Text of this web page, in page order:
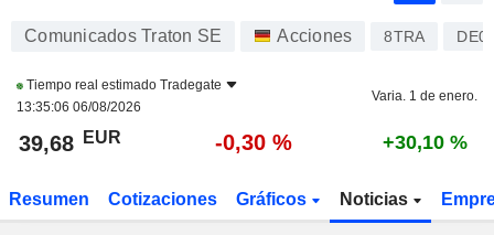
Comunicados Traton SE Acciones 8TRA
Tiempo real estimado Tradegate
13:35:06 06/08/2026
Varia. 1 de enero.
39,68 EUR -0,30 % +30,10 %
Resumen Cotizaciones Gráficos Noticias